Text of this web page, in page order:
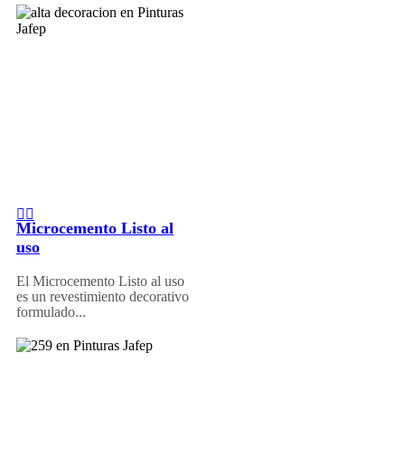
Microcemento Listo al
uso
El Microcemento Listo al uso
es un revestimiento decorativo
formulado...